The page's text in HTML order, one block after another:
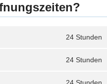
24 Stunden
24 Stunden